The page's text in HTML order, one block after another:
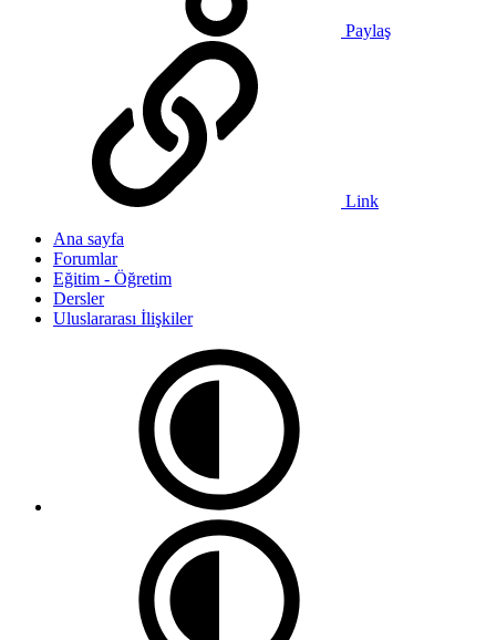
Paylaş
Link
Ana sayfa
Forumlar
Eğitim - Öğretim
Dersler
Uluslararası İlişkiler